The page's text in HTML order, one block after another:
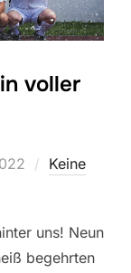
voller
Keine
uns! Neun
begehrten